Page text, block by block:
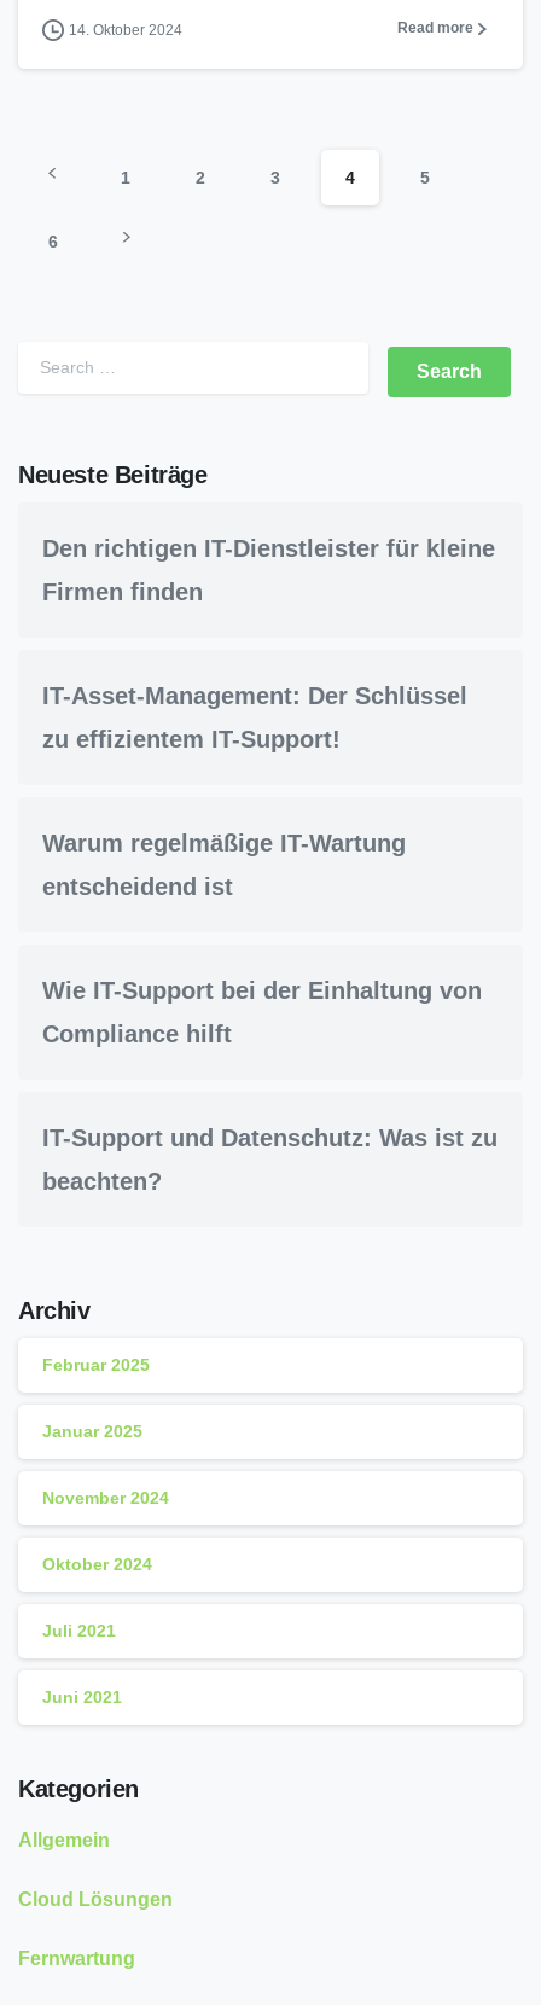
14. Oktober 2024 Read more
1 2 3 4 5
6
Neueste Beiträge
Den richtigen IT-Dienstleister für kleine
Firmen finden
IT-Asset-Management: Der Schlüssel
zu effizientem IT-Support!
Warum regelmäßige IT-Wartung
entscheidend ist
Wie IT-Support bei der Einhaltung von
Compliance hilft
IT-Support und Datenschutz: Was ist zu
beachten?
Archiv
Februar 2025
Januar 2025
November 2024
Oktober 2024
Juli 2021
Juni 2021
Kategorien
Allgemein
Cloud Lösungen
Fernwartung